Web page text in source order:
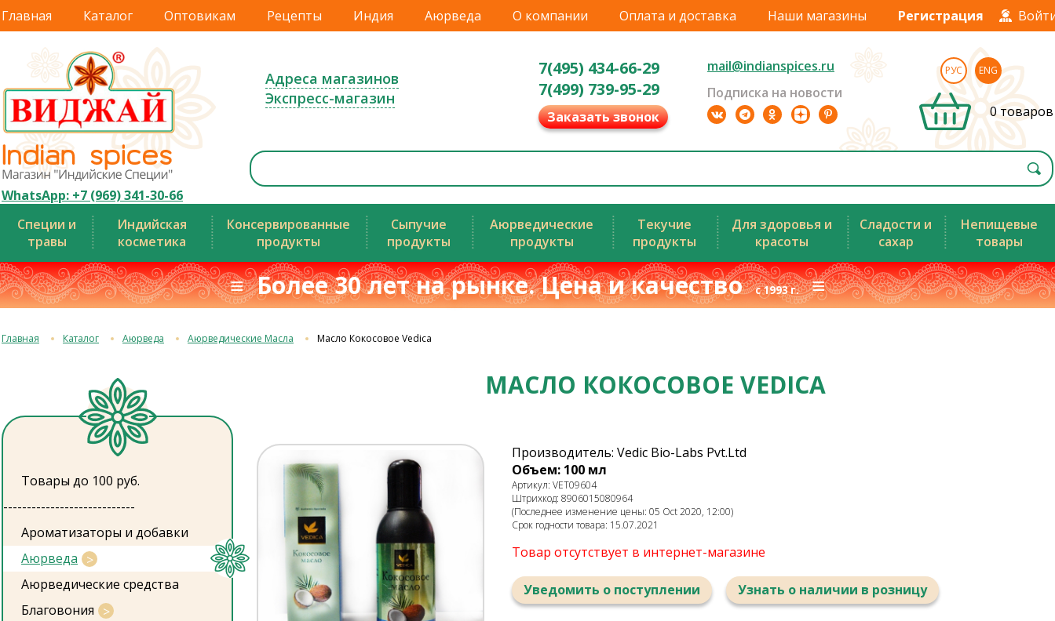
Главная Каталог Оптовикам Рецепты Индия Аюрведа О компании Оплата и доставка Наши магазины Регистрация
WhatsApp: +7 (969) 341-30-66
Адреса магазинов
Экспресс-магазин
7(495) 434-66-29
7(499) 739-95-29
Заказать звонок
mail@indianspices.ru
Подписка на новости
РУС ENG
0 товаров
Специи и
травы
Индийская
косметика
Консервированные
продукты
Сыпучие
продукты
Аюрведические
продукты
Текучие
продукты
Для здоровья и
красоты
Сладости и
сахар
Непищевые
товары
≡ Более 30 лет на рынке. Цена и качествос 1993 г.≡
Главная Каталог Аюрведа Аюрведические Масла Масло Кокосовое Vedica
Товары до 100 руб.
----------------------------
Ароматизаторы и добавки
Аюрведа
Аюрведические средства
Благовония
МАСЛО КОКОСОВОЕ VEDICA
Производитель: Vedic Bio-Labs Pvt.Ltd
Объем: 100 мл
Артикул: VET09604
Штрихкод: 8906015080964
(Последнее изменение цены: 05 Oct 2020, 12:00)
Срок годности товара: 15.07.2021
Товар отсутствует в интернет-магазине
Уведомить о поступлении Узнать о наличии в розницу